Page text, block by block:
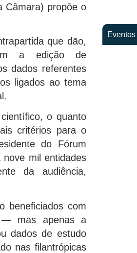
Câmara) propõe o
que dão,
a edição de
dados referentes
ligados ao tema
o quanto
critérios para o
do Fórum
nove mil entidades
da audiência,
beneficiados com
— mas apenas a
dados de estudo
nas filantrópicas
Eventos